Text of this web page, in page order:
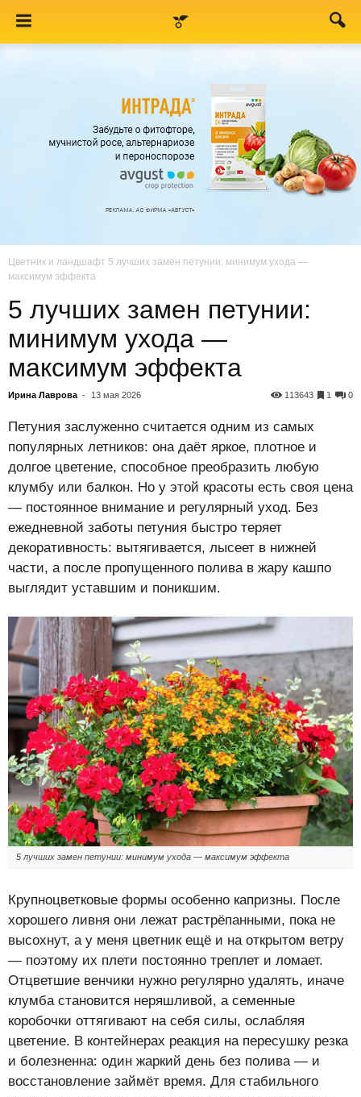
Цветник и ландшафт 5 лучших замен петунии: минимум ухода —
максимум эффекта
5 лучших замен петунии:
минимум ухода —
максимум эффекта
Ирина Лаврова - 13 мая 2026 0
1
113643
Петуния заслуженно считается одним из самых
популярных летников: она даёт яркое, плотное и
долгое цветение, способное преобразить любую
клумбу или балкон. Но у этой красоты есть своя цена
— постоянное внимание и регулярный уход. Без
ежедневной заботы петуния быстро теряет
декоративность: вытягивается, лысеет в нижней
части, а после пропущенного полива в жару кашпо
выглядит уставшим и поникшим.
5 лучших замен петунии: минимум ухода — максимум эффекта
Крупноцветковые формы особенно капризны. После
хорошего ливня они лежат растрёпанными, пока не
высохнут, а у меня цветник ещё и на открытом ветру
— поэтому их плети постоянно треплет и ломает.
Отцветшие венчики нужно регулярно удалять, иначе
клумба становится неряшливой, а семенные
коробочки оттягивают на себя силы, ослабляя
цветение. В контейнерах реакция на пересушку резка
и болезненна: один жаркий день без полива — и
восстановление займёт время. Для стабильного